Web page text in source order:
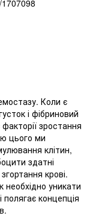
Коли є
і фібриновий
зростання
цього ми
клітин,
здатні
крові.
уникати
концепція